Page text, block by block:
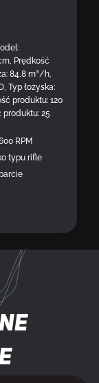
Prędkość
84,8 m³/h,
Typ łożyska:
produktu: 120
produktu: 25
RPM
typu rifle